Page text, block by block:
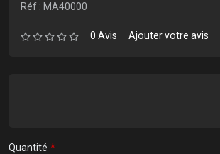
Réf : MA40000
0 Avis Ajouter votre avis
Quantité